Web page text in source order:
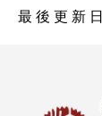
最 後 更 新